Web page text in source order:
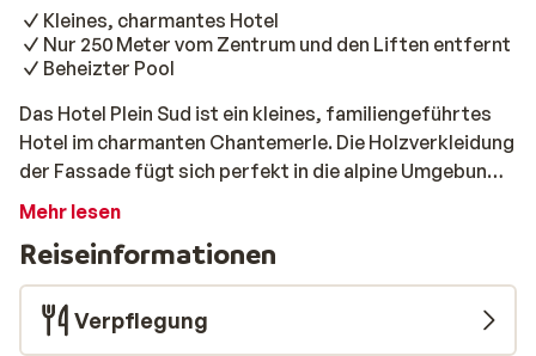
Kleines, charmantes Hotel
Nur 250 Meter vom Zentrum und den Liften entfernt
Beheizter Pool
Das Hotel Plein Sud ist ein kleines, familiengeführtes
Hotel im charmanten Chantemerle. Die Holzverkleidung
der Fassade fügt sich perfekt in die alpine Umgebung
ein. Die Piste und die Skilifte liegen nur 250 Meter
bequem zu Fuß. Die Zimmer sind geräumig und
komfortabel eingerichtet. Die südlich gelegenen
Zimmer verfügen alle über einen Balkon mit Blick auf
die Olympiapiste Luc Alphand! Hier genießt du nicht nur
Mehr lesen
Reiseinformationen
Verpflegung